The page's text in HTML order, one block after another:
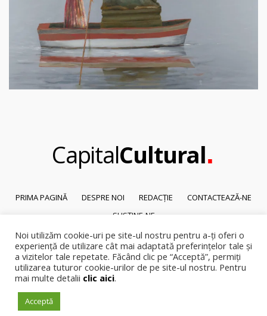
CapitalCultural.
PRIMA PAGINĂ DESPRE NOI REDACȚIE
CONTACTEAZĂ-NE
SUSȚINE-NE
© 2026Capital Cultural
Reproducerea integrală sau parțială a textelor sau a ilustrațiilor din orice
pagină a site-ului este posibilă numai cu acordul prealabil scris al Capital
Noi utilizăm cookie-uri pe site-ul nostru pentru a-ți oferi o
experiență de utilizare cât mai adaptată preferințelor tale și
a vizitelor tale repetate. Făcând clic pe “Acceptă”, permiți
utilizarea tuturor cookie-urilor de pe site-ul nostru. Pentru
mai multe detalii clic aici.
Acceptă